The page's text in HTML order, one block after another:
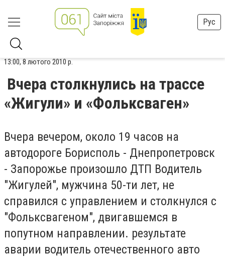
Рус
13:00, 8 лютого 2010 р.
Вчера столкнулись на трассе
«Жигули» и «Фольксваген»
Вчера вечером, около 19 часов на
автодороге Борисполь - Днепропетровск
- Запорожье произошло ДТП Водитель
"Жигулей", мужчина 50-ти лет, не
справился с управлением и столкнулся с
"Фольксвагеном", двигавшемся в
попутном направлении. результате
аварии водитель отечественного авто